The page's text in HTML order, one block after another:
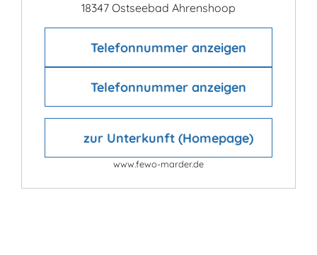
18347 Ostseebad Ahrenshoop
Telefonnummer anzeigen
Telefonnummer anzeigen
zur Unterkunft (Homepage)
www.fewo-marder.de